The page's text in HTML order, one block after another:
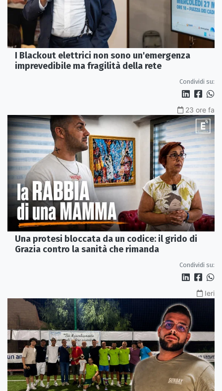
I Blackout elettrici non sono un'emergenza
imprevedibile ma fragilità della rete
Condividi su:
23 ore fa
Una protesi bloccata da un codice: il grido di
Grazia contro la sanità che rimanda
Condividi su:
Ieri